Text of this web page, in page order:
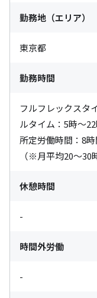
勤務地（エリア）
東京都
勤務時間
フルフレックスタ
ルタイム：5時～
所定労働時間：8
（※月平均20〜30
休憩時間
-
時間外労働
-